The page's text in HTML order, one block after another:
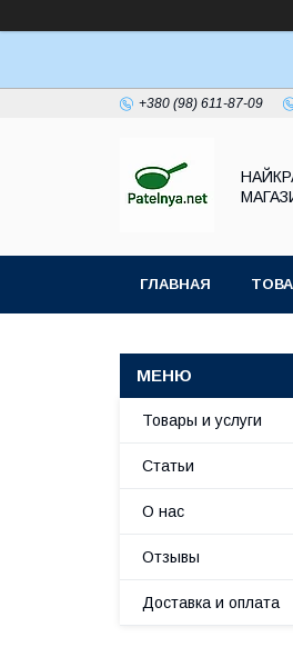
+380 (98) 611-87-09
ГЛАВНАЯ
Товары и услуги
Статьи
О нас
Отзывы
Доставка и оплата